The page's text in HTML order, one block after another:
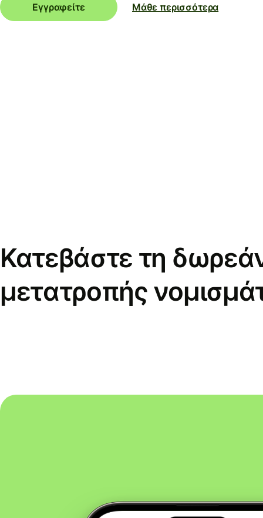
Εγγραφείτε Μάθε περισσότερα
Κατεβάστε τη
μετατροπής